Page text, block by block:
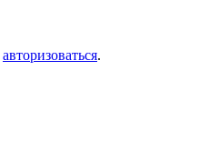
авторизоваться.